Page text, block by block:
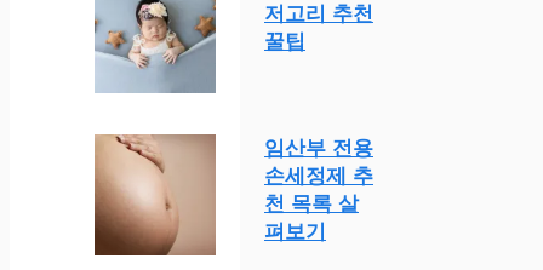
저고리 추천
꿀팁
임산부 전용
손세정제 추
천 목록 살
펴보기